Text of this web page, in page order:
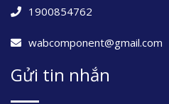
1900854762
wabcomponent@gmail.com
Gửi tin nhắn